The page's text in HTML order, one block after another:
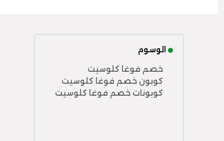
الوسوم
خصم فوغا كلوسيت
كوبون خصم فوغا كلوسيت
كوبونات خصم فوغا كلوسيت